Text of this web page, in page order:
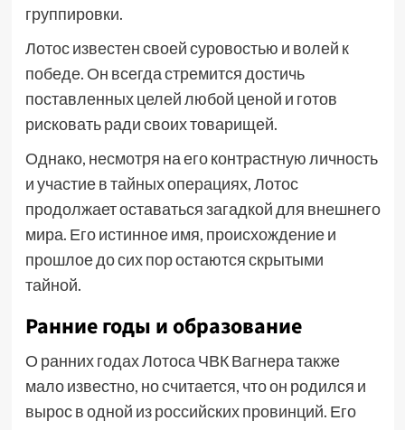
группировки.
Лотос известен своей суровостью и волей к
победе. Он всегда стремится достичь
поставленных целей любой ценой и готов
рисковать ради своих товарищей.
Однако, несмотря на его контрастную личность
и участие в тайных операциях, Лотос
продолжает оставаться загадкой для внешнего
мира. Его истинное имя, происхождение и
прошлое до сих пор остаются скрытыми
тайной.
Ранние годы и образование
О ранних годах Лотоса ЧВК Вагнера также
мало известно, но считается, что он родился и
вырос в одной из российских провинций. Его